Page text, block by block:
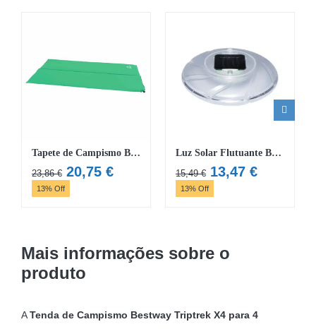
Tapete de Campismo Bestway Mondor 186 cm x 110 cm x 4 cm
23,86€ O
20,75 €O
13% Off
Luz Solar Flutuante Bestway®
15,49€ O
13,47 €O
13% Off
Mais informações sobre o
produto
ATenda de Campismo Bestway Triptrek X4 para 4